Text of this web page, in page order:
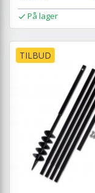
På lager
TILBUD